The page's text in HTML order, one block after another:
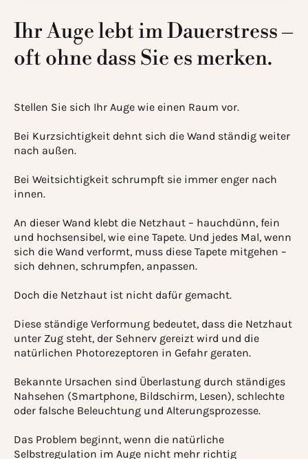
Ihr Auge lebt im Dauerstress –
oft ohne dass Sie es merken.
Stellen Sie sich Ihr Auge wie einen Raum vor.
Bei Kurzsichtigkeit dehnt sich die Wand ständig weiter
nach außen.
Bei Weitsichtigkeit schrumpft sie immer enger nach
innen.
An dieser Wand klebt die Netzhaut – hauchdünn, fein
und hochsensibel, wie eine Tapete. Und jedes Mal, wenn
sich die Wand verformt, muss diese Tapete mitgehen –
sich dehnen, schrumpfen, anpassen.
Doch die Netzhaut ist nicht dafür gemacht.
Diese ständige Verformung bedeutet, dass die Netzhaut
unter Zug steht, der Sehnerv gereizt wird und die
natürlichen Photorezeptoren in Gefahr geraten.
Bekannte Ursachen sind Überlastung durch ständiges
Nahsehen (Smartphone, Bildschirm, Lesen), schlechte
oder falsche Beleuchtung und Alterungsprozesse.
Das Problem beginnt, wenn die natürliche
Selbstregulation im Auge nicht mehr richtig